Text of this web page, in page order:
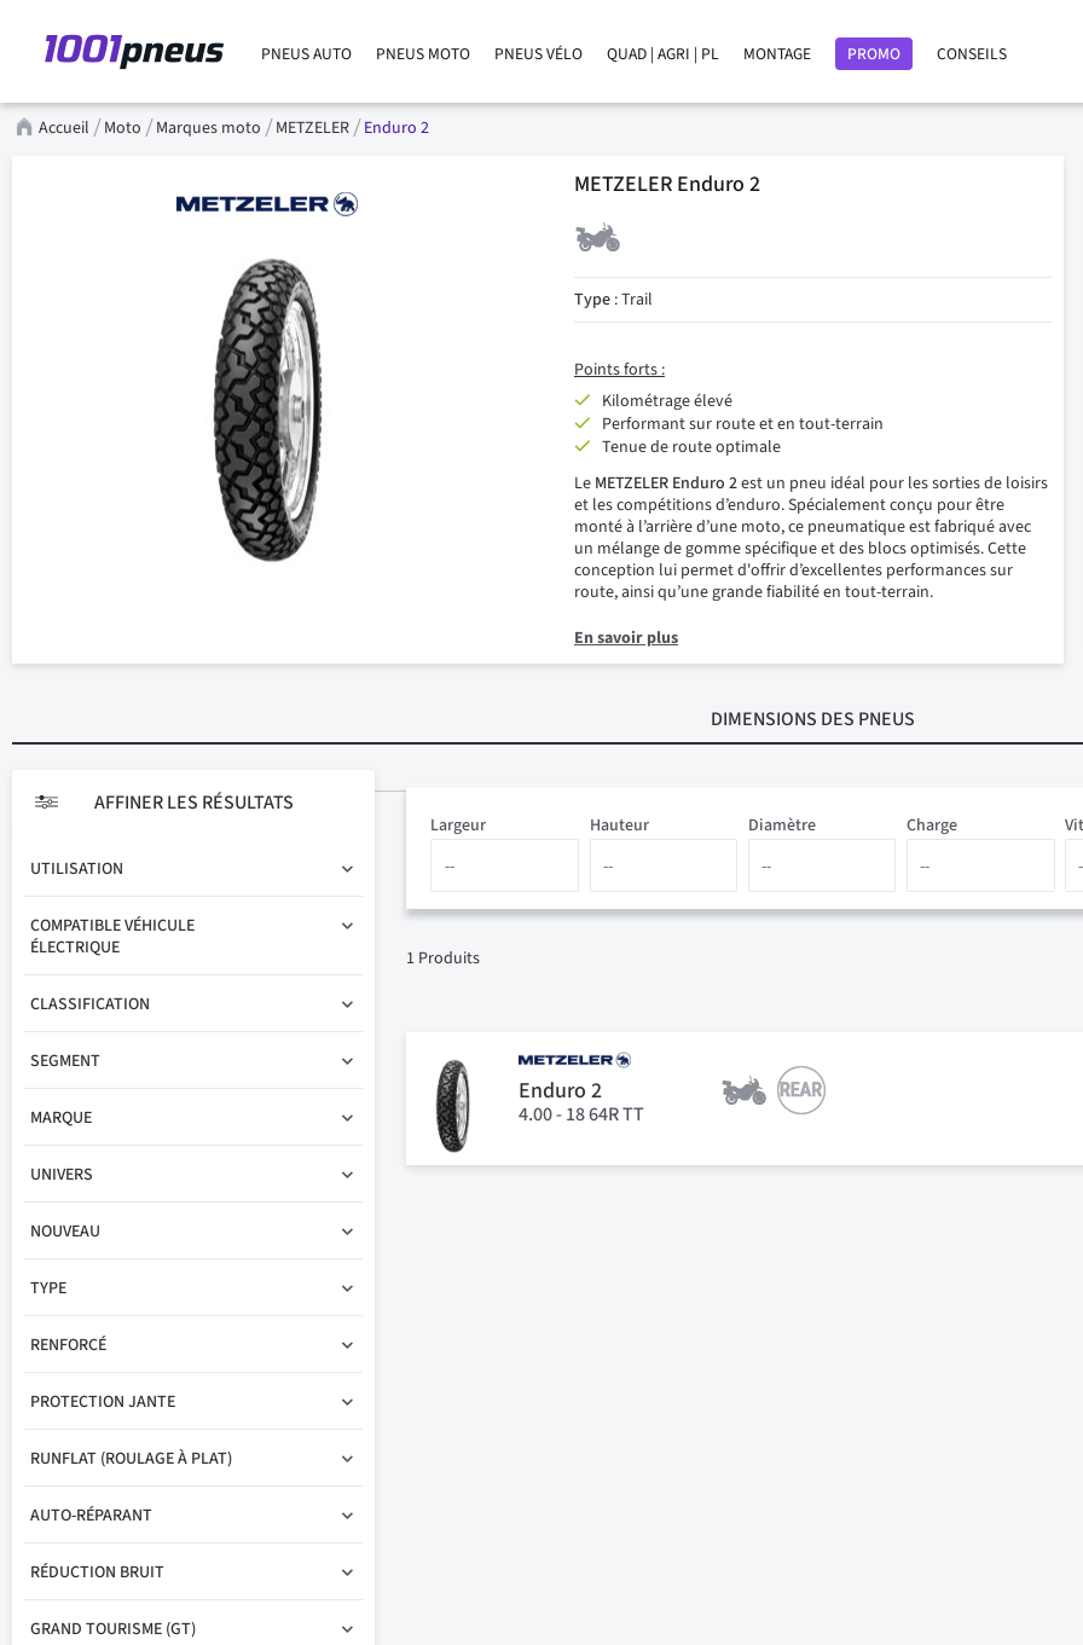
PNEUS AUTO PNEUS MOTO PNEUS VÉLO QUAD | AGRI | PL MONTAGE PROMO CONSEILS
Accueil Moto Marques moto METZELER Enduro 2
METZELER Enduro 2
Type: Trail
Points forts :
Kilométrage élevé
Performant sur route et en tout-terrain
Tenue de route optimale
Le METZELER Enduro 2est un pneu idéal pour les sorties de loisirs
et les compétitions d’enduro. Spécialement conçu pour être
monté à l’arrière d’une moto, ce pneumatique est fabriqué avec
un mélange de gomme spécifique et des blocs optimisés. Cette
conception lui permet d'offrir d’excellentes performances sur
route, ainsi qu’une grande fiabilité en tout-terrain.
En savoir plus
DIMENSIONS DES PNEUS
Diamètre
Hauteur Charge
Largeur
1 Produits
Enduro 2
4.00 - 18 64R TT
AFFINER LES RÉSULTATS
UTILISATION
COMPATIBLE VÉHICULE
ÉLECTRIQUE
CLASSIFICATION
SEGMENT
MARQUE
UNIVERS
NOUVEAU
TYPE
RENFORCÉ
PROTECTION JANTE
RUNFLAT (ROULAGE À PLAT)
AUTO-RÉPARANT
RÉDUCTION BRUIT
GRAND TOURISME (GT)